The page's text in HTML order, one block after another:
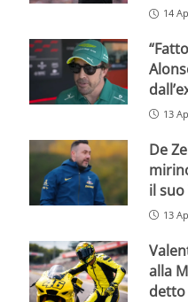
14
13
De
il
13
alla
detto